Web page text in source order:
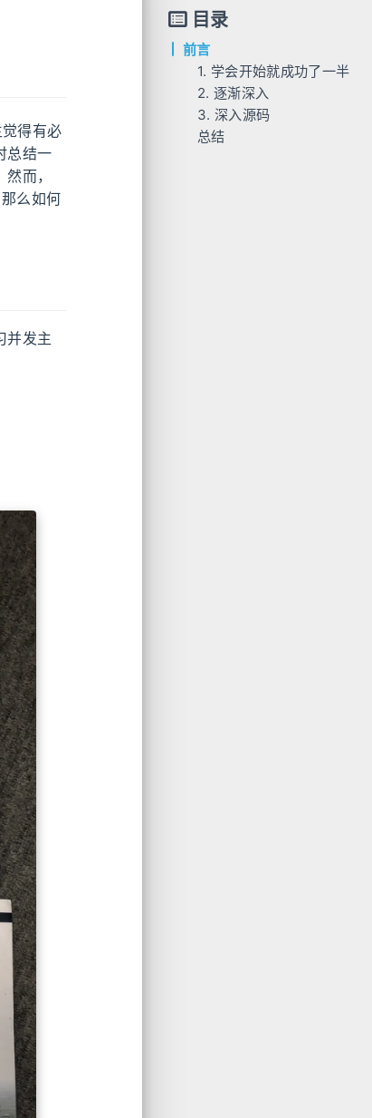
得有必
总结一
而，
么如何
并发主
目录
前言
1. 学会开始就成功了一半
2. 逐渐深入
3. 深入源码
总结